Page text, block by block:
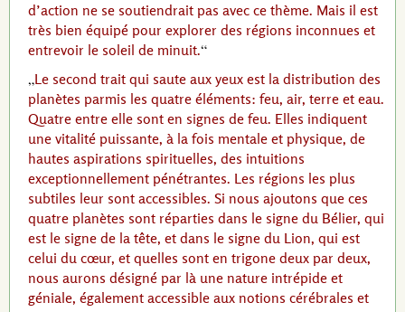
d’action ne se soutiendrait pas avec ce thème. Mais il est
très bien équipé pour explorer des régions inconnues et
entrevoir le soleil de minuit.
Le second trait qui saute aux yeux est la distribution des
planètes parmis les quatre éléments: feu, air, terre et eau.
Quatre entre elle sont en signes de feu. Elles indiquent
une vitalité puissante, à la fois mentale et physique, de
hautes aspirations spirituelles, des intuitions
exceptionnellement pénétrantes. Les régions les plus
subtiles leur sont accessibles. Si nous ajoutons que ces
quatre planètes sont réparties dans le signe du Bélier, qui
est le signe de la tête, et dans le signe du Lion, qui est
celui du cœur, et quelles sont en trigone deux par deux,
nous aurons désigné par là une nature intrépide et
géniale, également accessible aux notions cérébrales et